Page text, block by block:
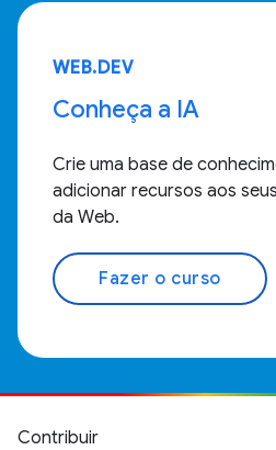
WEB.DEV
Conheça a IA
Crie uma base de
adicionar recursos aos
da Web.
Fazer o curso
Contribuir